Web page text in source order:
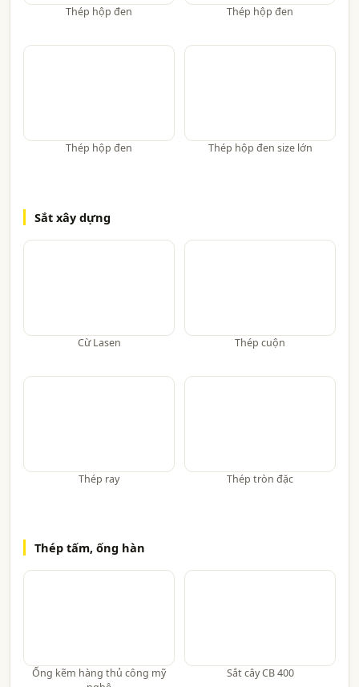
Thép hộp đen Thép hộp đen
Thép hộp đen Thép hộp đen size lớn
Sắt xây dựng
Cừ Lasen Thép cuộn
Thép ray Thép tròn đặc
Thép tấm, ống hàn
Ống kẽm hàng thủ công mỹ
Sắt cây CB 400